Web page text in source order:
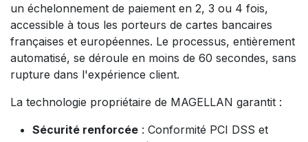
un échelonnement de paiement en 2, 3 ou 4 fois,
accessible à tous les porteurs de cartes bancaires
françaises et européennes. Le processus, entièrement
automatisé, se déroule en moins de 60 secondes, sans
rupture dans l'expérience client.
La technologie propriétaire de MAGELLAN garantit :
Sécurité renforcée : Conformité PCI DSS et